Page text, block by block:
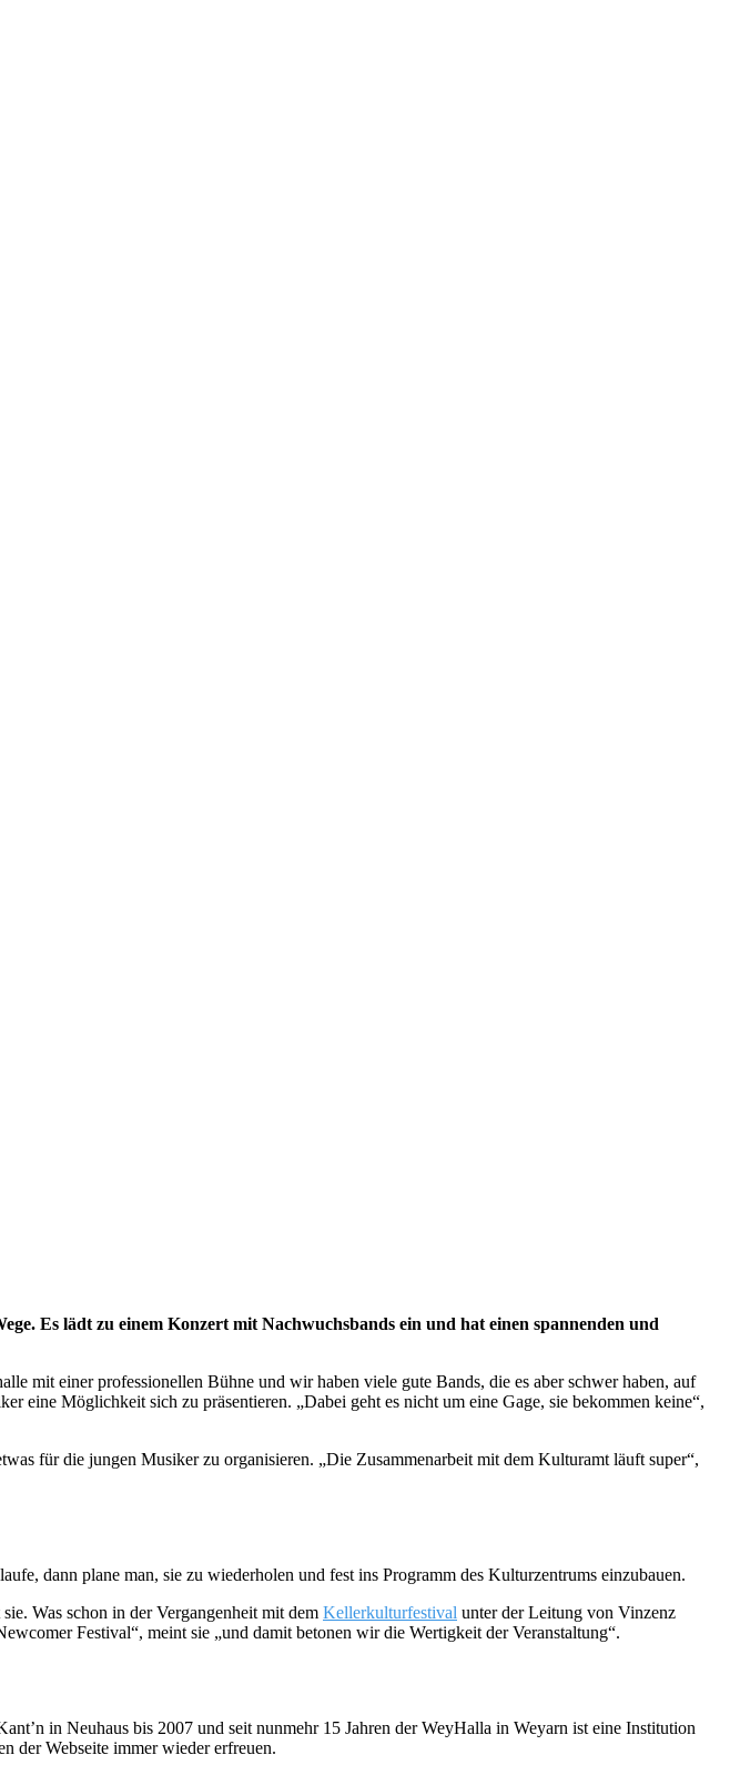
Es lädt zu einem Konzert mit Nachwuchsbands ein und hat einen spannenden und
mit einer professionellen Bühne und wir haben viele gute Bands, die es aber schwer haben, auf
eine Möglichkeit sich zu präsentieren. „Dabei geht es nicht um eine Gage, sie bekommen keine“,
für die jungen Musiker zu organisieren. „Die Zusammenarbeit mit dem Kulturamt läuft super“,
dann plane man, sie zu wiederholen und fest ins Programm des Kulturzentrums einzubauen.
Was schon in der Vergangenheit mit dem Kellerkulturfestival unter der Leitung von Vinzenz
Festival“, meint sie „und damit betonen wir die Wertigkeit der Veranstaltung“.
in Neuhaus bis 2007 und seit nunmehr 15 Jahren der WeyHalla in Weyarn ist eine Institution
der Webseite immer wieder erfreuen.